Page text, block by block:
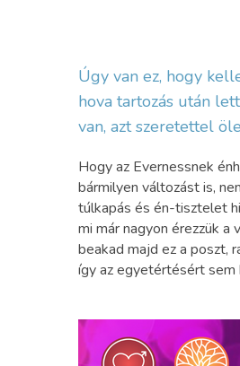
Úgy van ez, hogy
hova tartozás után
van, azt szeretettel
Hogy az Evernessnek
bármilyen változást is,
túlkapás és én-tisztelet
mi már nagyon érezzük
beakad majd ez a poszt,
így az egyetértésért sem